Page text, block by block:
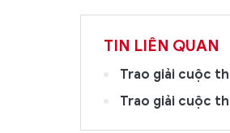
TIN LIÊN QUAN
Trao giải cuộc
Trao giải cuộc